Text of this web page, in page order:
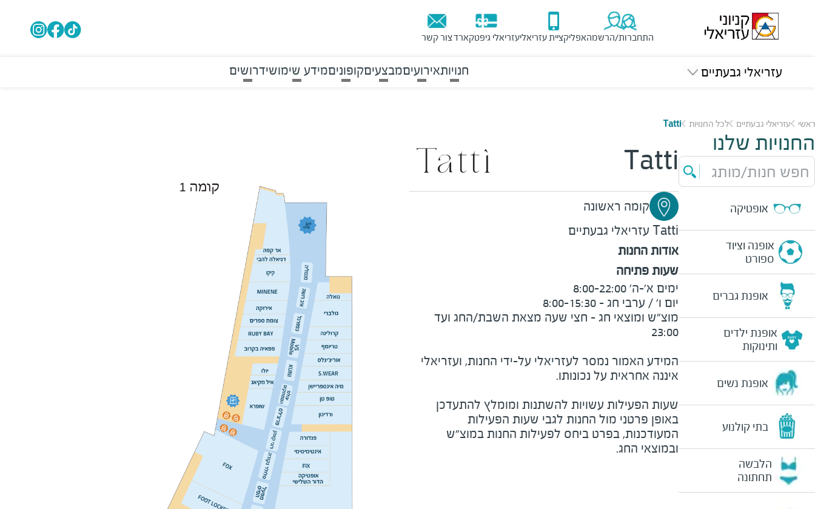
התחברות/הרשמהאפליקציית עזריאליעזריאלי גיפטקארדצור קשר
עזריאלי גבעתיים חנויותאירועיםמבצעיםקופוניםמידע שימושידרושים
ראשי עזריאלי גבעתיים לכל החנויות Tatti
החנויות שלנו
חפש חנות/מותג
אופטיקה
אופנה וציוד
ספורט
אופנת גברים
אופנת ילדים
ותינוקות
אופנת נשים
בתי קולנוע
הלבשה
תחתונה
Tatti
קומה ראשונה
Tatti עזריאלי גבעתיים
אודות החנות
שעות פתיחה
המידע האמור נמסר לעזריאלי על-ידי החנות, ועזריאלי
שעות הפעילות עשויות להשתנות ומומלץ להתעדכן
באופן פרטני מול החנות לגבי שעות הפעילות
המעודכנות, בפרט ביחס לפעילות החנות במוצ"ש
ובמוצאי החג.